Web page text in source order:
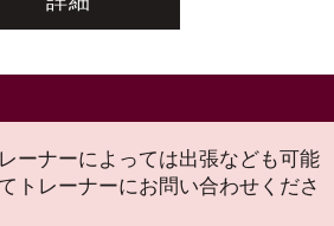
ーナーによっては出張なども可能
トレーナーにお問い合わせくださ